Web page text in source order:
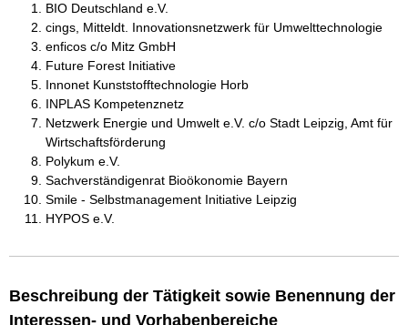
BIO Deutschland e.V.
cings, Mitteldt. Innovationsnetzwerk für Umwelttechnologie
enficos c/o Mitz GmbH
Future Forest Initiative
Innonet Kunststofftechnologie Horb
INPLAS Kompetenznetz
Netzwerk Energie und Umwelt e.V. c/o Stadt Leipzig, Amt für
Wirtschaftsförderung
Polykum e.V.
Sachverständigenrat Bioökonomie Bayern
Smile - Selbstmanagement Initiative Leipzig
HYPOS e.V.
Beschreibung der Tätigkeit sowie Benennung der
Interessen- und Vorhabenbereiche